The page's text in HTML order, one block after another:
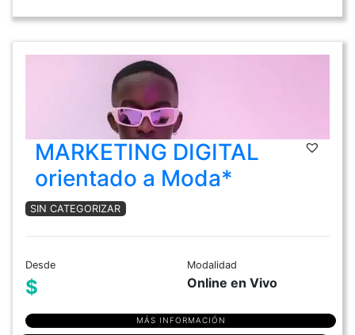
MARKETING DIGITAL
orientado a Moda*
SIN CATEGORIZAR
Desde
$
Modalidad
Online en Vivo
MÁS INFORMACIÓN